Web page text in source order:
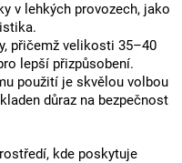
v lehkých provozech, jako
přičemž velikosti 35–40
lepší přizpůsobení.
použití je skvělou volbou
důraz na bezpečnost
kde poskytuje